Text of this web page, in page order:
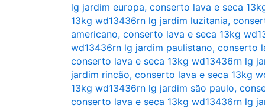
lg jardim europa, conserto lava e seca
13kg wd13436rn lg jardim luzitania,
americano, conserto lava e seca 13kg
wd13436rn lg jardim paulistano, conserto
conserto lava e seca 13kg wd13436rn lg
jardim rincão, conserto lava e seca 13kg
13kg wd13436rn lg jardim são paulo,
conserto lava e seca 13kg wd13436rn lg